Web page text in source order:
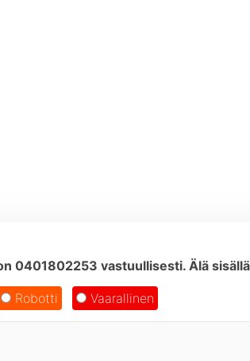
0401802253 vastuullisesti. Älä
Robotti Vaarallinen